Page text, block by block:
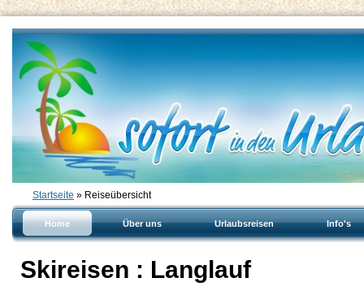
Startseite » Reiseübersicht
Home Über uns Urlaubsreisen Info's
Skireisen : Langlauf